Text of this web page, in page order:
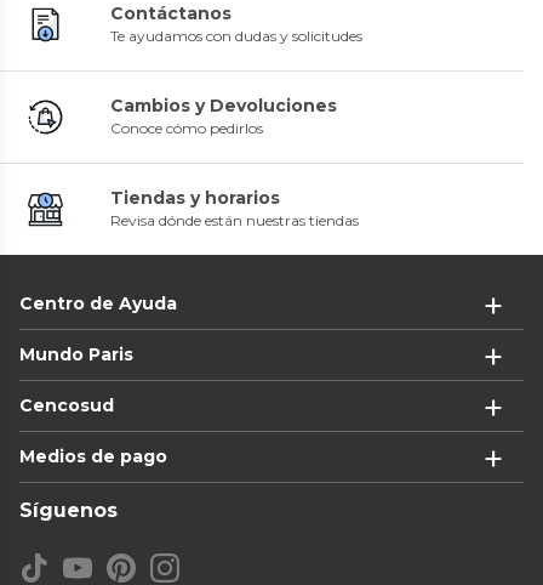
Contáctanos
Te ayudamos con dudas y solicitudes
Cambios y Devoluciones
Conoce cómo pedirlos
Tiendas y horarios
Revisa dónde están nuestras tiendas
Centro de Ayuda
Mundo Paris
Cencosud
Medios de pago
Síguenos